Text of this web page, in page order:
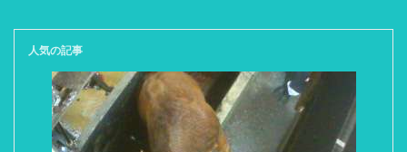
人気の記事